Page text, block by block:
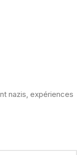
nazis, expériences